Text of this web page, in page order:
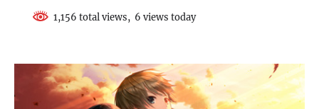
1,156 total views, 6 views today